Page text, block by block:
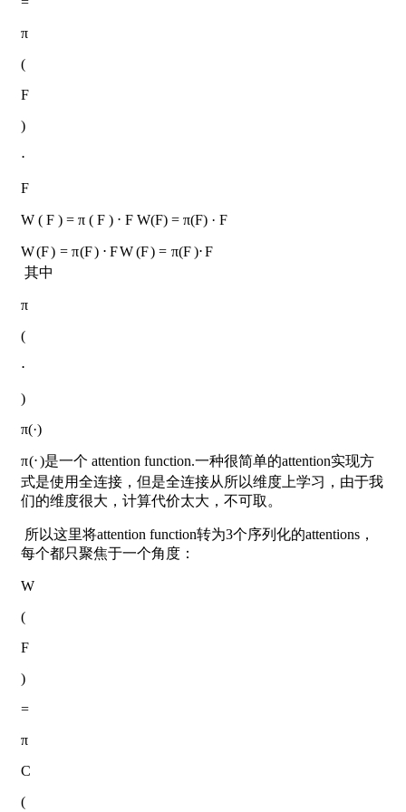
π
(
F
)
⋅
F
W ( F ) = π ( F ) ⋅ F W(F) = π(F) · F
W(F) = π(F) ⋅ FW(F) = π(F)⋅F
​ 其中
π
(
⋅
)
π(·)
π(⋅)是一个 attention function.一种很简单的attention实现方
式是使用全连接，但是全连接从所以维度上学习，由于我
们的维度很大，计算代价太大，不可取。
​ 所以这里将attention function转为3个序列化的attentions，
每个都只聚焦于一个角度：
W
(
F
)
=
π
C
(